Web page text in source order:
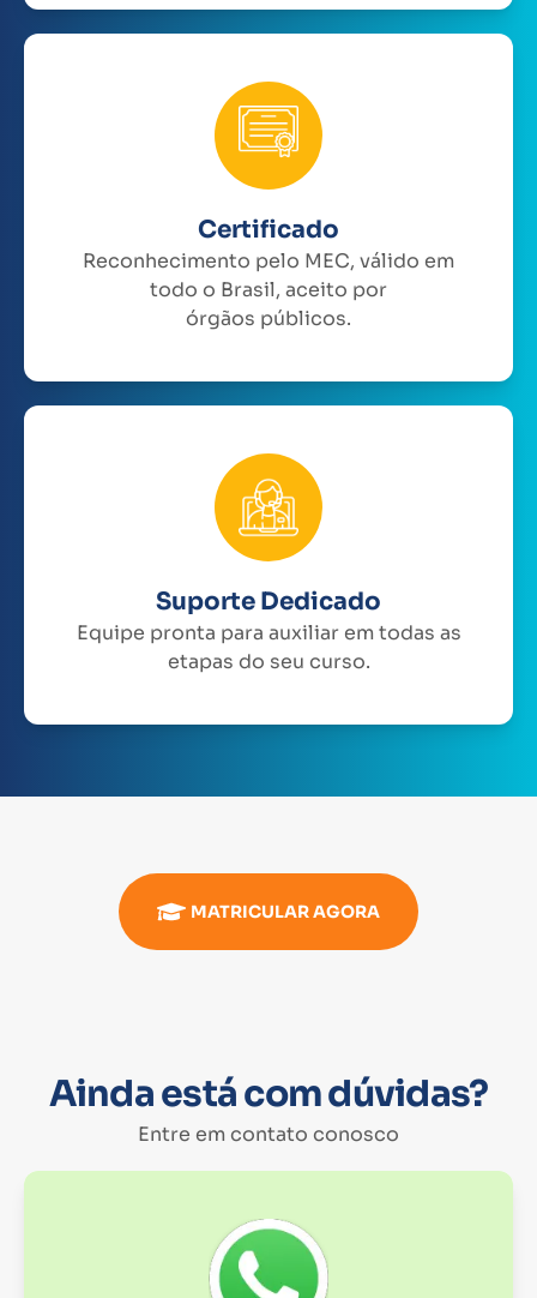
Certificado
Reconhecimento pelo MEC, válido em
todo o Brasil, aceito por
órgãos públicos.
Suporte Dedicado
Equipe pronta para auxiliar em todas as
etapas do seu curso.
MATRICULAR AGORA
Ainda está com dúvidas?
Entre em contato conosco